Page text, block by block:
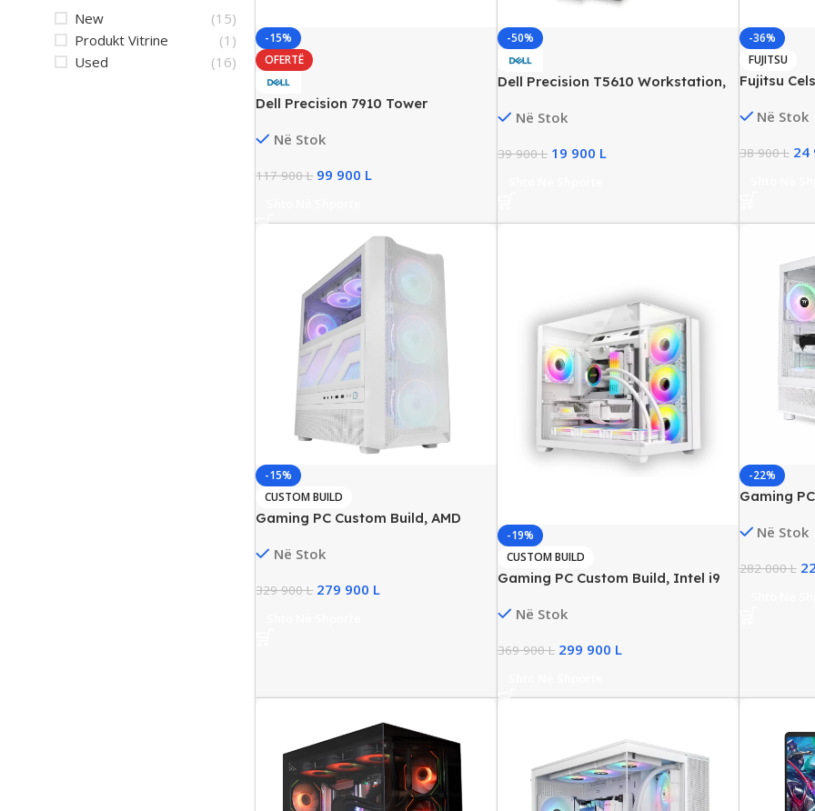
New
(15)
Produkt Vitrine
(1)
Used
(16)
-15%
OFERTË
Dell Precision 7910 Tower
2699, 64GB DDR4, 512GB SSD,
Në Stok
117 900L 99 900 L
-50%
Dell Precision T5610 Workstation,
64GB RAM, 256GB SSD, NVIDIA
Në Stok
39 900L 19 900 L
-36%
FUJITSU
Fujitsu
64GBNë Stok
38 900L 24
-15%
CUSTOM BUILD
Gaming PC Custom Build, AMD
NVMe, NVIDIA RTX 5070 Ti 16GB
Në Stok
329 900L 279 900 L
-19%
CUSTOM BUILD
Gaming PC Custom Build, Intel i9
NVIDIA RTX 5080 16GB, New
Në Stok
369 900L 299 900 L
-22%
Gaming
RTX 5070
Në Stok
282 000L